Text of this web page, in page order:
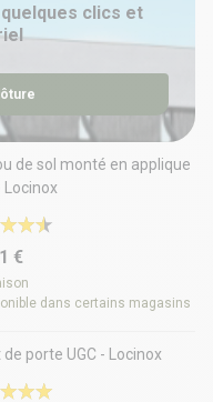
clics et
de sol monté en applique
Locinox
€
dans certains magasins
porte UGC - Locinox